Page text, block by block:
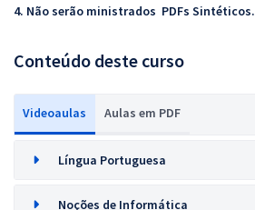
4. Não serão ministrados PDFs Sintéticos.
Conteúdo deste curso
Videoaulas Aulas em PDF
Língua Portuguesa
Noções de Informática